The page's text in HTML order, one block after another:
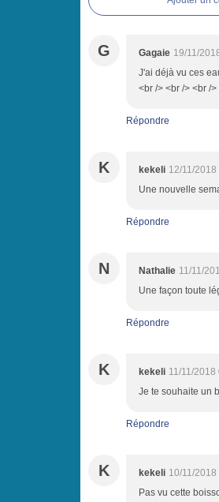
G Gagaie 19/11/
J'ai déjà vu ces
<br /> <br /> <br /
Répondre
K kekeli 12/11/2018
Une nouvelle
Répondre
N Nathalie 11/11/
Une façon toute
Répondre
K kekeli 11/11/2018
Je te souhaite un
Répondre
K kekeli 10/11/2018
Pas vu cette